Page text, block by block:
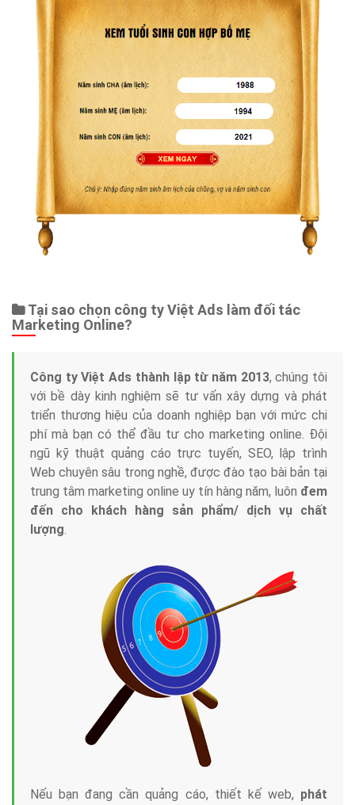
Tại sao chọn công ty Việt Ads làm đối tác
Marketing Online?
Công ty Việt Ads thành lập từ năm 2013, chúng tôi
với bề dày kinh nghiệm sẽ tư vấn xây dựng và phát
triển thương hiệu của doanh nghiệp bạn với mức chi
phí mà bạn có thể đầu tư cho marketing online. Đội
ngũ kỹ thuật quảng cáo trực tuyến, SEO, lập trình
Web chuyên sâu trong nghề, được đào tạo bài bản tại
trung tâm marketing online uy tín hàng năm, luôn đem
đến cho khách hàng sản phẩm/ dịch vụ chất
lượng.
Nếu bạn đang cần quảng cáo, thiết kế web, phát